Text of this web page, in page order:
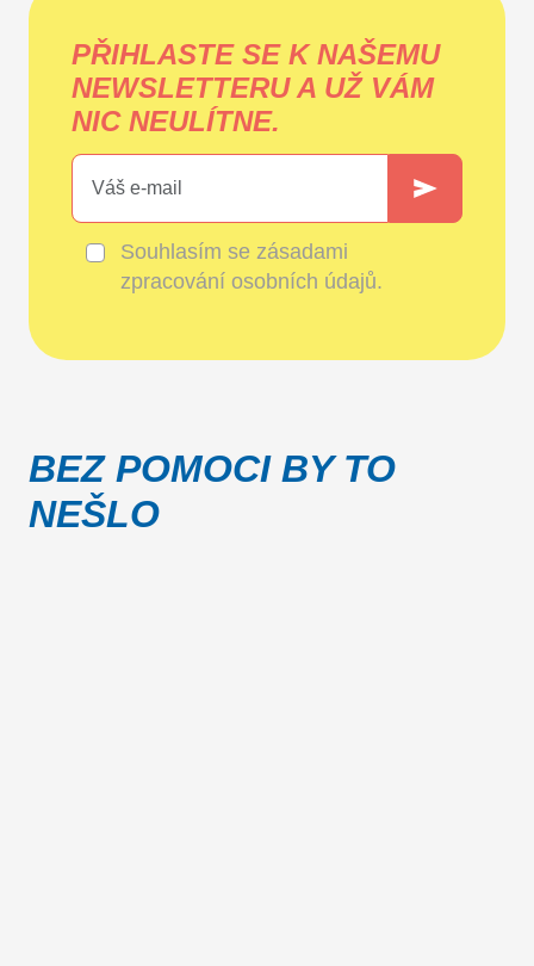
PŘIHLASTE SE K NAŠEMU
NEWSLETTERU A UŽ VÁM
NIC NEULÍTNE.
Souhlasím se zásadami
zpracování osobních údajů.
BEZ POMOCI BY TO
NEŠLO